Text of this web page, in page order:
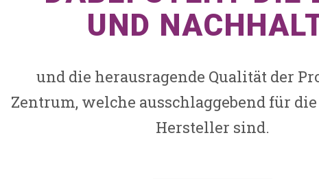
UND
und die herausragende Qualität der
Zentrum, welche ausschlaggebend für
Hersteller sind.